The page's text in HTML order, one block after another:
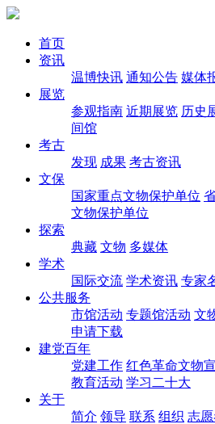
首页
资讯
温博快讯 通知公告 媒体
展览
参观指南 近期展览 历史
间馆
考古
发现 成果 考古资讯
文保
国家重点文物保护单位
文物保护单位
探索
典藏 文物 多媒体
学术
国际交流 学术资讯 专家
公共服务
市馆活动 专题馆活动 文
申请下载
建党百年
党建工作 红色革命文物
教育活动 学习二十大
关于
简介 领导 联系 组织 志